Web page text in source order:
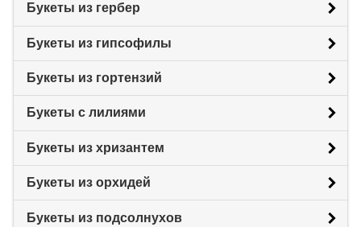
Букеты из гербер
Букеты из гипсофилы
Букеты из гортензий
Букеты с лилиями
Букеты из хризантем
Букеты из орхидей
Букеты из подсолнухов